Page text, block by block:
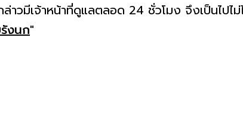
าวมีเจ้าหน้าที่ดูแลตลอด 24 ชั่วโมง จึงเป็นไปไ
งนก"